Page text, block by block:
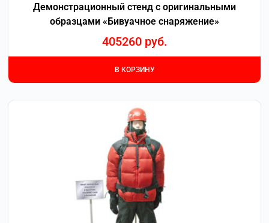
Демонстрационный стенд с оригинальными
образцами «Бивуачное снаряжение»
405260 руб.
В КОРЗИНУ